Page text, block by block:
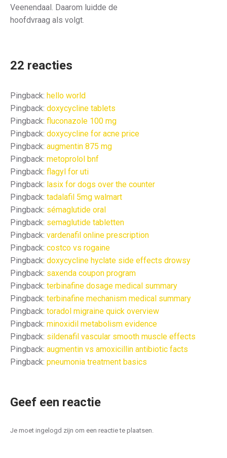
Veenendaal. Daarom luidde de
hoofdvraag als volgt.
22 reacties
Pingback: hello world
Pingback: doxycycline tablets
Pingback: fluconazole 100 mg
Pingback: doxycycline for acne price
Pingback: augmentin 875 mg
Pingback: metoprolol bnf
Pingback: flagyl for uti
Pingback: lasix for dogs over the counter
Pingback: tadalafil 5mg walmart
Pingback: sémaglutide oral
Pingback: semaglutide tabletten
Pingback: vardenafil online prescription
Pingback: costco vs rogaine
Pingback: doxycycline hyclate side effects drowsy
Pingback: saxenda coupon program
Pingback: terbinafine dosage medical summary
Pingback: terbinafine mechanism medical summary
Pingback: toradol migraine quick overview
Pingback: minoxidil metabolism evidence
Pingback: sildenafil vascular smooth muscle effects
Pingback: augmentin vs amoxicillin antibiotic facts
Pingback: pneumonia treatment basics
Geef een reactie
Je moet ingelogd zijn om een reactie te plaatsen.